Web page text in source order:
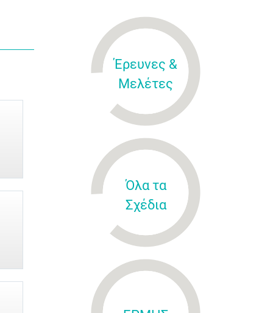
Έρευνες &
Μελέτες
Όλα τα
Σχέδια